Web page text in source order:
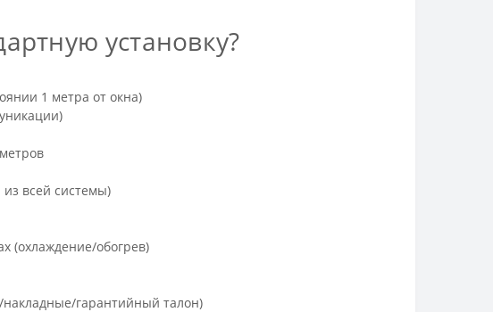
установку?
1 метра от окна)
из всей системы)
(охлаждение/обогрев)
гарантийный талон)